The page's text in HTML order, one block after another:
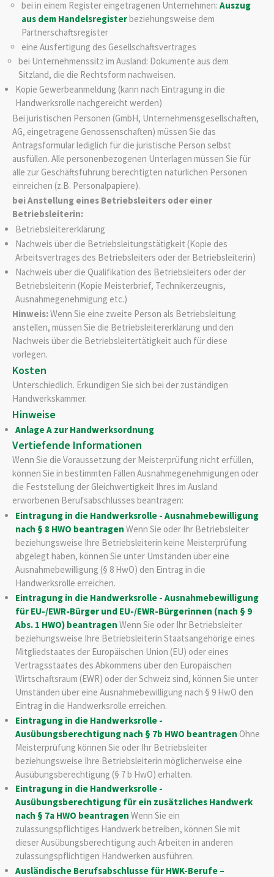
bei in einem Register eingetragenen Unternehmen: Auszug
aus dem Handelsregisterbeziehungsweise dem
Partnerschaftsregister
eine Ausfertigung des Gesellschaftsvertrages
bei Unternehmenssitz im Ausland: Dokumente aus dem
Sitzland, die die Rechtsform nachweisen.
Kopie Gewerbeanmeldung (kann nach Eintragung in die
Handwerksrolle nachgereicht werden)
Bei juristischen Personen (GmbH, Unternehmensgesellschaften,
AG, eingetragene Genossenschaften) müssen Sie das
Antragsformular lediglich für die juristische Person selbst
ausfüllen. Alle personenbezogenen Unterlagen müssen Sie für
alle zur Geschäftsführung berechtigten natürlichen Personen
einreichen (z.B. Personalpapiere).
bei Anstellung eines Betriebsleiters oder einer
Betriebsleiterin:
Betriebsleitererklärung
Nachweis über die Betriebsleitungstätigkeit (Kopie des
Arbeitsvertrages des Betriebsleiters oder der Betriebsleiterin)
Nachweis über die Qualifikation des Betriebsleiters oder der
Betriebsleiterin (Kopie Meisterbrief, Technikerzeugnis,
Ausnahmegenehmigung etc.)
Hinweis: Wenn Sie eine zweite Person als Betriebsleitung
anstellen, müssen Sie die Betriebsleitererklärung und den
Nachweis über die Betriebsleitertätigkeit auch für diese
vorlegen.
Kosten
Unterschiedlich. Erkundigen Sie sich bei der zuständigen
Handwerkskammer.
Hinweise
Anlage A zur Handwerksordnung
Vertiefende Informationen
Wenn Sie die Voraussetzung der Meisterprüfung nicht erfüllen,
können Sie in bestimmten Fällen Ausnahmegenehmigungen oder
die Feststellung der Gleichwertigkeit Ihres im Ausland
erworbenen Berufsabschlusses beantragen:
Eintragung in die Handwerksrolle - Ausnahmebewilligung
nach § 8 HWO beantragen Wenn Sie oder Ihr Betriebsleiter
beziehungsweise Ihre Betriebsleiterin keine Meisterprüfung
abgelegt haben, können Sie unter Umständen über eine
Ausnahmebewilligung (§ 8 HwO) den Eintrag in die
Handwerksrolle erreichen.
Eintragung in die Handwerksrolle - Ausnahmebewilligung
für EU-/EWR-Bürger und EU-/EWR-Bürgerinnen (nach § 9
Abs. 1 HWO) beantragen Wenn Sie oder Ihr Betriebsleiter
beziehungsweise Ihre Betriebsleiterin Staatsangehörige eines
Mitgliedstaates der Europäischen Union (EU) oder eines
Vertragsstaates des Abkommens über den Europäischen
Wirtschaftsraum (EWR) oder der Schweiz sind, können Sie unter
Umständen über eine Ausnahmebewilligung nach § 9 HwO den
Eintrag in die Handwerksrolle erreichen.
Eintragung in die Handwerksrolle -
Ausübungsberechtigung nach § 7b HWO beantragen Ohne
Meisterprüfung können Sie oder Ihr Betriebsleiter
beziehungsweise Ihre Betriebsleiterin möglicherweise eine
Ausübungsberechtigung (§ 7 b HwO) erhalten.
Eintragung in die Handwerksrolle -
Ausübungsberechtigung für ein zusätzliches Handwerk
nach § 7a HWO beantragen Wenn Sie ein
zulassungspflichtiges Handwerk betreiben, können Sie mit
dieser Ausübungsberechtigung auch Arbeiten in anderen
zulassungspflichtigen Handwerken ausführen.
Ausländische Berufsabschlusse für HWK-Berufe –